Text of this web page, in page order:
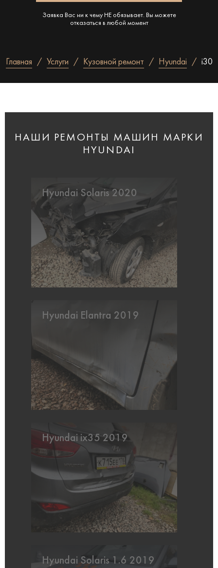
Заявка Вас ни к чему НЕ обязывает. Вы можете
отказаться в любой момент
Главная Услуги Кузовной ремонт Hyundai i30
НАШИ РЕМОНТЫ МАШИН МАРКИ
HYUNDAI
Hyundai Solaris 2020
Hyundai Elantra 2019
Hyundai ix35 2019
Hyundai Solaris 1.6 2019